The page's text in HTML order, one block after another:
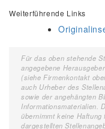
Weiterführende Links
Für das oben stehende
angegebene Herausgeber
(siehe Firmenkontakt
auch Urheber des
sowie der angehängten
Informationsmaterialien.
übernimmt keine
dargestellten